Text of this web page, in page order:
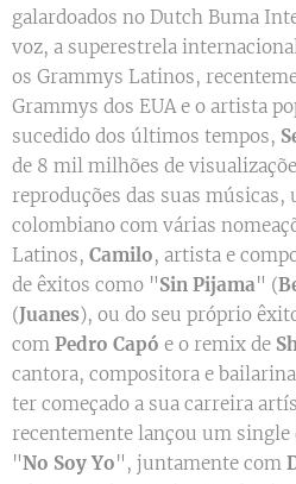
galardoados no Dutch Buma
voz, a superestrela
os Grammys Latinos,
Grammys dos EUA e o artista
sucedido dos últimos tempos,
de 8 mil milhões de
reproduções das suas músicas,
colombiano com várias
Latinos, Camilo, artista e
de êxitos como "Sin Pijama" (
(Juanes), ou do seu próprio
com Pedro Capó e o remix de
cantora, compositora e
ter começado a sua carreira
recentemente lançou um
"No Soy Yo", juntamente com